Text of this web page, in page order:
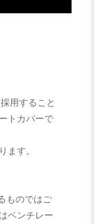
用すること
トカバーで
す。
ものではご
ベンチレー